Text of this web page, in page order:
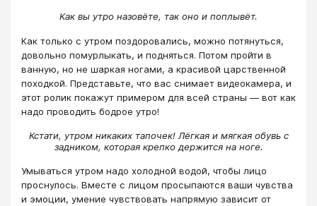
Как вы утро назовёте, так оно и поплывёт.
Как только с утром поздоровались, можно потянуться,
довольно помурлыкать, и подняться. Потом пройти в
ванную, но не шаркая ногами, а красивой царственной
походкой. Представьте, что вас снимает видеокамера, и
этот ролик покажут примером для всей страны — вот как
надо проводить бодрое утро!
Кстати, утром никаких тапочек! Лёгкая и мягкая обувь с
задником, которая крепко держится на ноге.
Умываться утром надо холодной водой, чтобы лицо
проснулось. Вместе с лицом просыпаются ваши чувства
и эмоции, умение чувствовать напрямую зависит от